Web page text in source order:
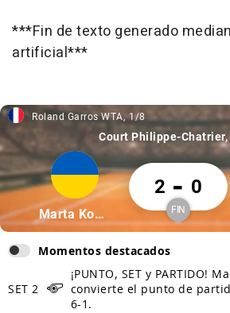
***Fin de texto generado
artificial***
Roland Garros WTA, 1/8
Roland Garros WTA 1/8
Court Philippe-Chatrier
Partícipe: Marta Kostyuk
Marta Kostyuk
Marta Kostyuk 2
2 - 0
Finalizado
FIN
Momentos destacados
SET 2
¡PUNTO, SET y PARTIDO!
convierte el punto de
6-1.